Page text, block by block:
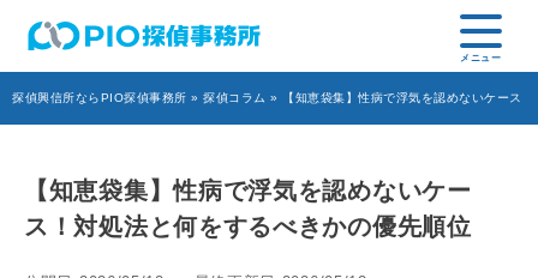
探偵興信所ならPIO探偵事務所 » 探偵コラム » 【知恵袋集】性病で浮気を認めないケース
【知恵袋集】性病で浮気を認めないケー
ス！対処法と何をするべきかの優先順位